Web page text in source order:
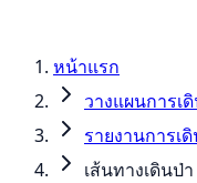
หน้าแรก
วางแผนการเ
รายงานการเ
เส้นทางเดินป่